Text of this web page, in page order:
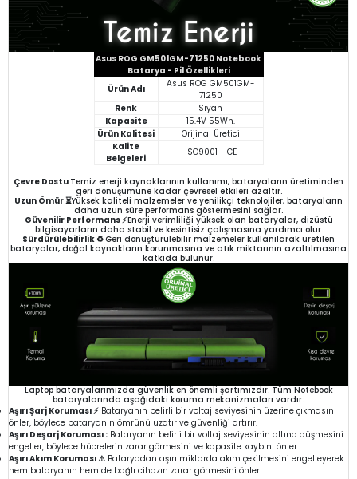
Asus ROG GM501GM-71250 Notebook
Batarya - Pil Özellikleri
Ürün Adı
Asus ROG GM501GM-
71250
Renk
Siyah
Kapasite
15.4V 55Wh.
Ürün Kalitesi
Orijinal Üretici
Kalite
Belgeleri
ISO9001 - CE
Çevre Dostu Temiz enerji kaynaklarının kullanımı, bataryaların üretiminden
geri dönüşümüne kadar çevresel etkileri azaltır.
Uzun Ömür ⏳Yüksek kaliteli malzemeler ve yenilikçi teknolojiler, bataryaların
daha uzun süre performans göstermesini sağlar.
Güvenilir Performans ⚡Enerji verimliliği yüksek olan bataryalar, dizüstü
bilgisayarların daha stabil ve kesintisiz çalışmasına yardımcı olur.
Sürdürülebilirlik ♻️Geri dönüştürülebilir malzemeler kullanılarak üretilen
bataryalar, doğal kaynakların korunmasına ve atık miktarının azaltılmasına
katkıda bulunur.
Laptop bataryalarımızda güvenlik en önemli şartımızdır. Tüm Notebook
bataryalarında aşağıdaki koruma mekanizmaları vardır:
Aşırı Şarj Koruması ⚡ Bataryanın belirli bir voltaj seviyesinin üzerine çıkmasını
önler, böylece bataryanın ömrünü uzatır ve güvenliği artırır.
Aşırı Deşarj Koruması : Bataryanın belirli bir voltaj seviyesinin altına düşmesini
engeller, böylece hücrelerin zarar görmesini ve kapasite kaybını önler.
Aşırı Akım Koruması ⚠️Bataryadan aşırı miktarda akım çekilmesini engelleyerek
hem bataryanın hem de bağlı cihazın zarar görmesini önler.